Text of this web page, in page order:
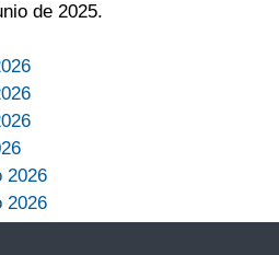
de 2025.
2026
2026